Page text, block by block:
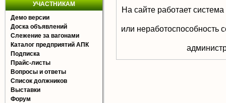
УЧАСТНИКАМ
Демо версии
Доска объявлений
Слежение за вагонами
Каталог предприятий АПК
Подписка
Прайс-листы
Вопросы и ответы
Список должников
Выставки
Форум
На сайте работает
или неработоспособность